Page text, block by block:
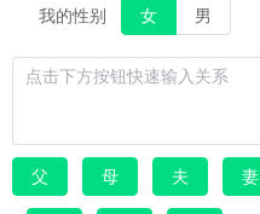
我的性别 女 男
父 母 夫 妻